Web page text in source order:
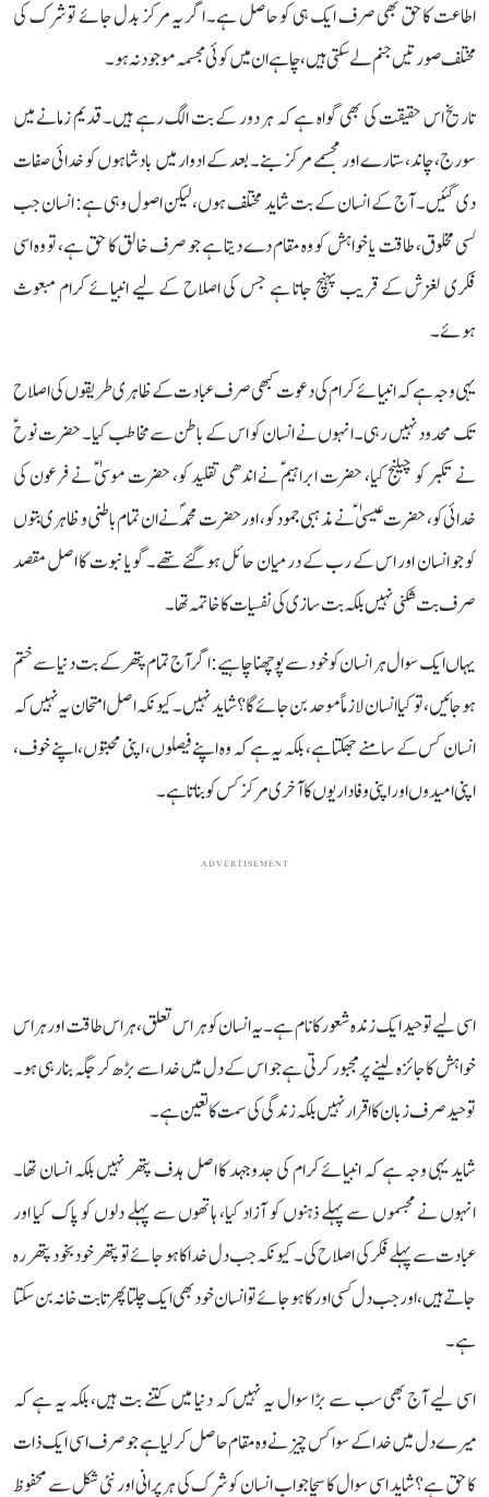
اطاعت کا حق بھی صرف ایک ہی کو حاصل ہے۔ اگر یہ مرکز بدل جائے تو شرک کی
مختلف صورتیں جنم لے سکتی ہیں، چاہے ان میں کوئی مجسمہ موجود نہ ہو۔
تاریخ اس حقیقت کی بھی گواہ ہے کہ ہر دور کے بت الگ رہے ہیں۔ قدیم زمانے میں
سورج، چاند، ستارے اور مجسمے مرکز بنے۔ بعد کے ادوار میں بادشاہوں کو خدائی صفات
دی گئیں۔ آج کے انسان کے بت شاید مختلف ہوں، لیکن اصول وہی ہے: انسان جب
کسی مخلوق، طاقت یا خواہش کو وہ مقام دے دیتا ہے جو صرف خالق کا حق ہے، تو وہ اسی
فکری لغزش کے قریب پہنچ جاتا ہے جس کی اصلاح کے لیے انبیائے کرام مبعوث
ہوئے۔
یہی وجہ ہے کہ انبیائے کرام کی دعوت کبھی صرف عبادت کے ظاہری طریقوں کی اصلاح
تک محدود نہیں رہی۔ انہوں نے انسان کو اس کے باطن سے مخاطب کیا۔ حضرت نوحؑ
نے تکبر کو چیلنج کیا، حضرت ابراہیمؑ نے اندھی تقلید کو، حضرت موسیٰؑ نے فرعون کی
خدائی کو، حضرت عیسیٰؑ نے مذہبی جمود کو، اور حضرت محمدؐ نے ان تمام باطنی و ظاہری بتوں
کو جو انسان اور اس کے رب کے درمیان حائل ہو گئے تھے۔ گویا نبوت کا اصل مقصد
صرف بت شکنی نہیں بلکہ بت سازی کی نفسیات کا خاتمہ تھا۔
یہاں ایک سوال ہر انسان کو خود سے پوچھنا چاہیے: اگر آج تمام پتھر کے بت دنیا سے ختم
ہو جائیں، تو کیا انسان لازماً موحد بن جائے گا؟ شاید نہیں۔ کیونکہ اصل امتحان یہ نہیں کہ
انسان کس کے سامنے جھکتا ہے، بلکہ یہ ہے کہ وہ اپنے فیصلوں، اپنی محبتوں، اپنے خوف،
اپنی امیدوں اور اپنی وفاداریوں کا آخری مرکز کس کو بناتا ہے۔
ADVERTISEMENT
اسی لیے توحید ایک زندہ شعور کا نام ہے۔ یہ انسان کو ہر اس تعلق، ہر اس طاقت اور ہر اس
خواہش کا جائزہ لینے پر مجبور کرتی ہے جو اس کے دل میں خدا سے بڑھ کر جگہ بنا رہی ہو۔
توحید صرف زبان کا اقرار نہیں بلکہ زندگی کی سمت کا تعین ہے۔
شاید یہی وجہ ہے کہ انبیائے کرام کی جدوجہد کا اصل ہدف پتھر نہیں بلکہ انسان تھا۔
انہوں نے مجسموں سے پہلے ذہنوں کو آزاد کیا، ہاتھوں سے پہلے دلوں کو پاک کیا اور
عبادت سے پہلے فکر کی اصلاح کی۔ کیونکہ جب دل خدا کا ہو جائے تو پتھر خود بخود پتھر رہ
جاتے ہیں، اور جب دل کسی اور کا ہو جائے تو انسان خود بھی ایک چلتا پھرتا بت خانہ بن سکتا
ہے۔
اسی لیے آج بھی سب سے بڑا سوال یہ نہیں کہ دنیا میں کتنے بت ہیں، بلکہ یہ ہے کہ
میرے دل میں خدا کے سوا کس چیز نے وہ مقام حاصل کر لیا ہے جو صرف اسی ایک ذات
کا حق ہے؟ شاید اسی سوال کا سچا جواب انسان کو شرک کی ہر پرانی اور نئی شکل سے محفوظ